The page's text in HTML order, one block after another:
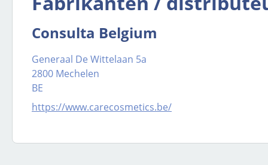
Consulta Belgium
Generaal De Wittelaan 5a
2800 Mechelen
BE
https://www.carecosmetics.be/